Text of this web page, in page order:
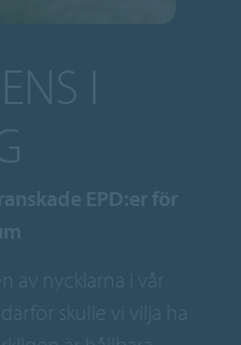
I
EPD:er för
av nycklarna i vår
skulle vi vilja ha